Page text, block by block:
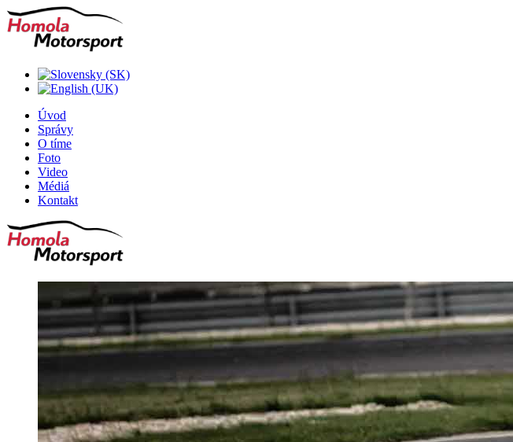
Úvod
Správy
O tíme
Foto
Video
Médiá
Kontakt